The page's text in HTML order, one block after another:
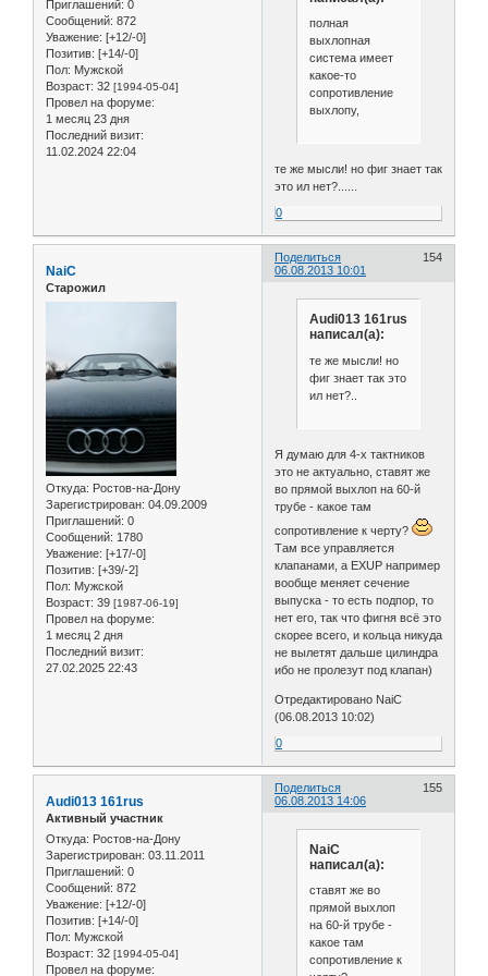
Приглашений: 0
Сообщений: 872
Уважение: [+12/-0]
Позитив: [+14/-0]
Пол: Мужской
Возраст: 32 [1994-05-04]
Провел на форуме:
1 месяц 23 дня
Последний визит:
11.02.2024 22:04
полная
выхлопная
система имеет
какое-то
сопротивление
выхлопу,
те же мысли! но фиг знает так
это ил нет?......
0
Поделиться
154
06.08.2013 10:01
NaiC
Старожил
Откуда: Ростов-на-Дону
Зарегистрирован: 04.09.2009
Приглашений: 0
Сообщений: 1780
Уважение: [+17/-0]
Позитив: [+39/-2]
Пол: Мужской
Возраст: 39 [1987-06-19]
Провел на форуме:
1 месяц 2 дня
Последний визит:
27.02.2025 22:43
Audi013 161rus
написал(а):
те же мысли! но
фиг знает так это
ил нет?..
Я думаю для 4-х тактников
это не актуально, ставят же
во прямой выхлоп на 60-й
трубе - какое там
сопротивление к черту?
Там все управляется
клапанами, а EXUP например
вообще меняет сечение
выпуска - то есть подпор, то
нет его, так что фигня всё это
скорее всего, и кольца никуда
не вылетят дальше цилиндра
ибо не пролезут под клапан)
Отредактировано NaiC
(06.08.2013 10:02)
0
Поделиться
155
06.08.2013 14:06
Audi013 161rus
Активный участник
Откуда: Ростов-на-Дону
Зарегистрирован: 03.11.2011
Приглашений: 0
Сообщений: 872
Уважение: [+12/-0]
Позитив: [+14/-0]
Пол: Мужской
Возраст: 32 [1994-05-04]
Провел на форуме:
NaiC
написал(а):
ставят же во
прямой выхлоп
на 60-й трубе -
какое там
сопротивление к